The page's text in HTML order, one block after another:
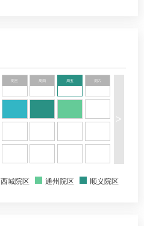
周三 周四 周五 周六
>
西城院区 通州院区 顺义院区